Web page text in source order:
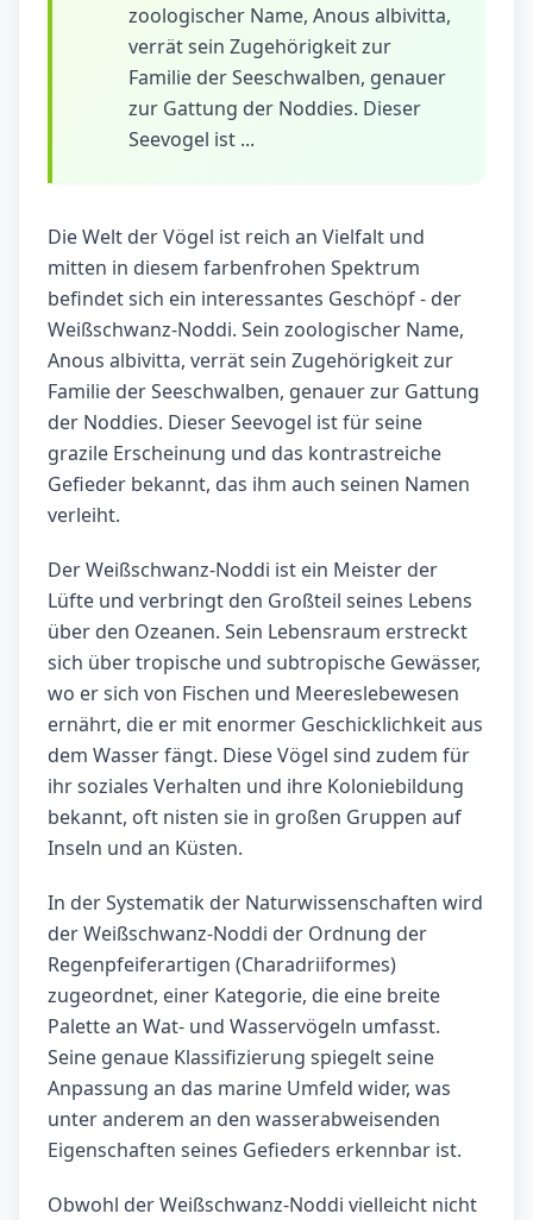
zoologischer Name, Anous albivitta,
verrät sein Zugehörigkeit zur
Familie der Seeschwalben, genauer
zur Gattung der Noddies. Dieser
Seevogel ist ...
Die Welt der Vögel ist reich an Vielfalt und
mitten in diesem farbenfrohen Spektrum
befindet sich ein interessantes Geschöpf - der
Weißschwanz-Noddi. Sein zoologischer Name,
Anous albivitta, verrät sein Zugehörigkeit zur
Familie der Seeschwalben, genauer zur Gattung
der Noddies. Dieser Seevogel ist für seine
grazile Erscheinung und das kontrastreiche
Gefieder bekannt, das ihm auch seinen Namen
verleiht.
Der Weißschwanz-Noddi ist ein Meister der
Lüfte und verbringt den Großteil seines Lebens
über den Ozeanen. Sein Lebensraum erstreckt
sich über tropische und subtropische Gewässer,
wo er sich von Fischen und Meereslebewesen
ernährt, die er mit enormer Geschicklichkeit aus
dem Wasser fängt. Diese Vögel sind zudem für
ihr soziales Verhalten und ihre Koloniebildung
bekannt, oft nisten sie in großen Gruppen auf
Inseln und an Küsten.
In der Systematik der Naturwissenschaften wird
der Weißschwanz-Noddi der Ordnung der
Regenpfeiferartigen (Charadriiformes)
zugeordnet, einer Kategorie, die eine breite
Palette an Wat- und Wasservögeln umfasst.
Seine genaue Klassifizierung spiegelt seine
Anpassung an das marine Umfeld wider, was
unter anderem an den wasserabweisenden
Eigenschaften seines Gefieders erkennbar ist.
Obwohl der Weißschwanz-Noddi vielleicht nicht